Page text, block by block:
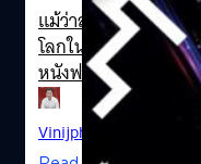
MCU Marvel
ทางกับคำวิจารณ์ขอ
มักจะโดนค่อนแคะจ
กำกับ Martin
หนังฮีโรของ Marvel
แม้ว่าสถานการณ์ตล
โลกในปีนี้ จะแตกต่า
หนังฟอร์มยักษ์ทั้งหมด
กันไปแบบคนละทิศล
จากปีที่แล้วที่หนังเปิด
การณ์ที่อีก 10 ปี ก็อา
Vinijphat Kanyapong